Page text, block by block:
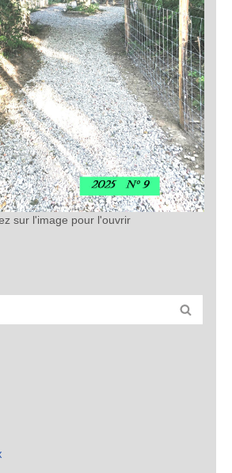
sur l'image pour l'ouvrir